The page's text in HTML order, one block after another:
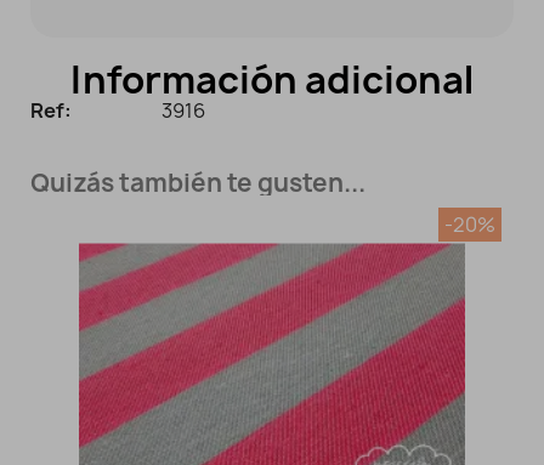
Información adicional
Ref: 3916
Quizás también te gusten...
-20%